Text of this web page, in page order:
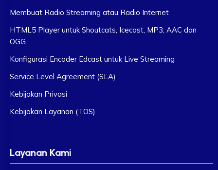
Membuat Radio Streaming atau Radio Internet
HTML5 Player untuk Shoutcats, Icecast, MP3, AAC dan
OGG
Konfigurasi Encoder Edcast untuk Live Streaming
Service Level Agreement (SLA)
Kebijakan Privasi
Kebijakan Layanan (TOS)
Layanan Kami